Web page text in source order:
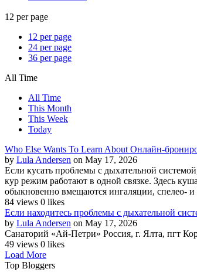
12 per page
12 per page
24 per page
36 per page
All Time
All Time
This Month
This Week
Today
Who Else Wants To Learn About Онлайн-
by Lula Andersen on May 17, 2026
Если кусать проблемы с дыхательной
кур режим работают в одной связке. Здесь
обыкновенно вмещаются ингаляции, спелео-
84 views 0 likes
Если находитесь проблемы с дыхательной
by Lula Andersen on May 17, 2026
Санаторий «Ай-Петри» Россия, г. Ялта, пгт
49 views 0 likes
Load More
Top Bloggers